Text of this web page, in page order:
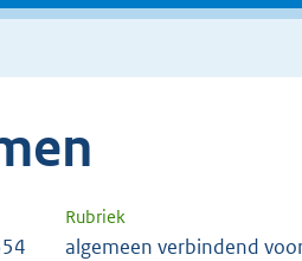
Rubriek
algemeen verbindend